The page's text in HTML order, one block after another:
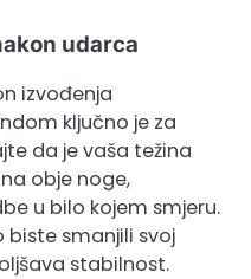
udarca
izvođenja
ključno je za
da je vaša težina
obje noge,
u bilo kojem smjeru.
biste smanjili svoj
stabilnost.